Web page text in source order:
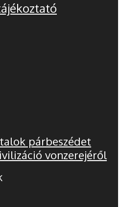
párbeszédet
vonzerejéről